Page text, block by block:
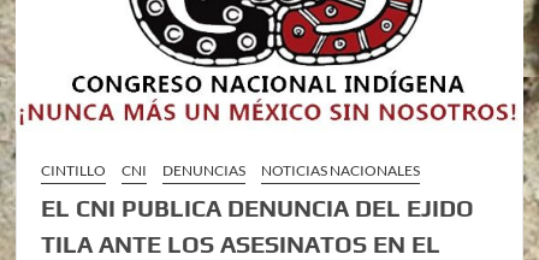
CINTILLO CNI DENUNCIAS NOTICIAS NACIONALES
EL CNI PUBLICA DENUNCIA DEL EJIDO
TILA ANTE LOS ASESINATOS EN EL